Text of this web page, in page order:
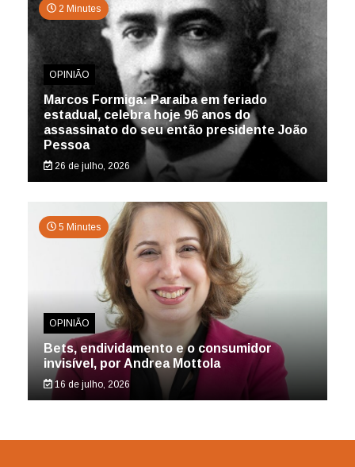
2 Minutes
OPINIÃO
Marcos Formiga: Paraíba em feriado
estadual, celebra hoje 96 anos do
assassinato do seu então presidente João
Pessoa
26 de julho, 2026
5 Minutes
OPINIÃO
Bets, endividamento e o consumidor
invisível, por Andrea Mottola
16 de julho, 2026